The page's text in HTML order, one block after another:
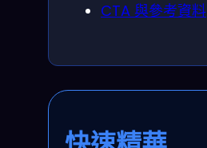
CTA 與參考資料